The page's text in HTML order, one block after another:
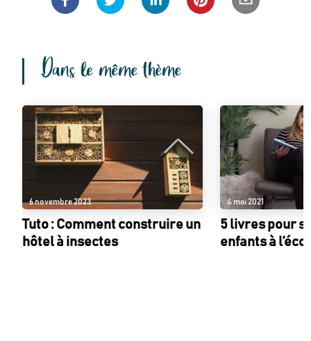
Dans le même thème
6 novembre 2023
Tuto : Comment construire un
hôtel à insectes
4 mai 2021
5 livres pour
enfants à